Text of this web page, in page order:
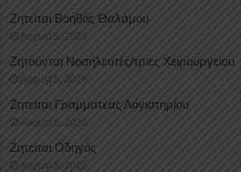
Ζητείται Βοηθός Θαλάμου
August 5, 2026
Ζητούνται Νοσηλευτές/τριες Χειρουργείου
August 5, 2026
Ζητείται Γραμματέας Λογιστηρίου
August 5, 2026
Ζητείται Οδηγός
August 5, 2026